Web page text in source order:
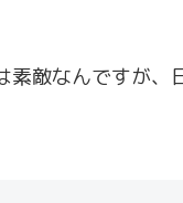
素敵なんですが